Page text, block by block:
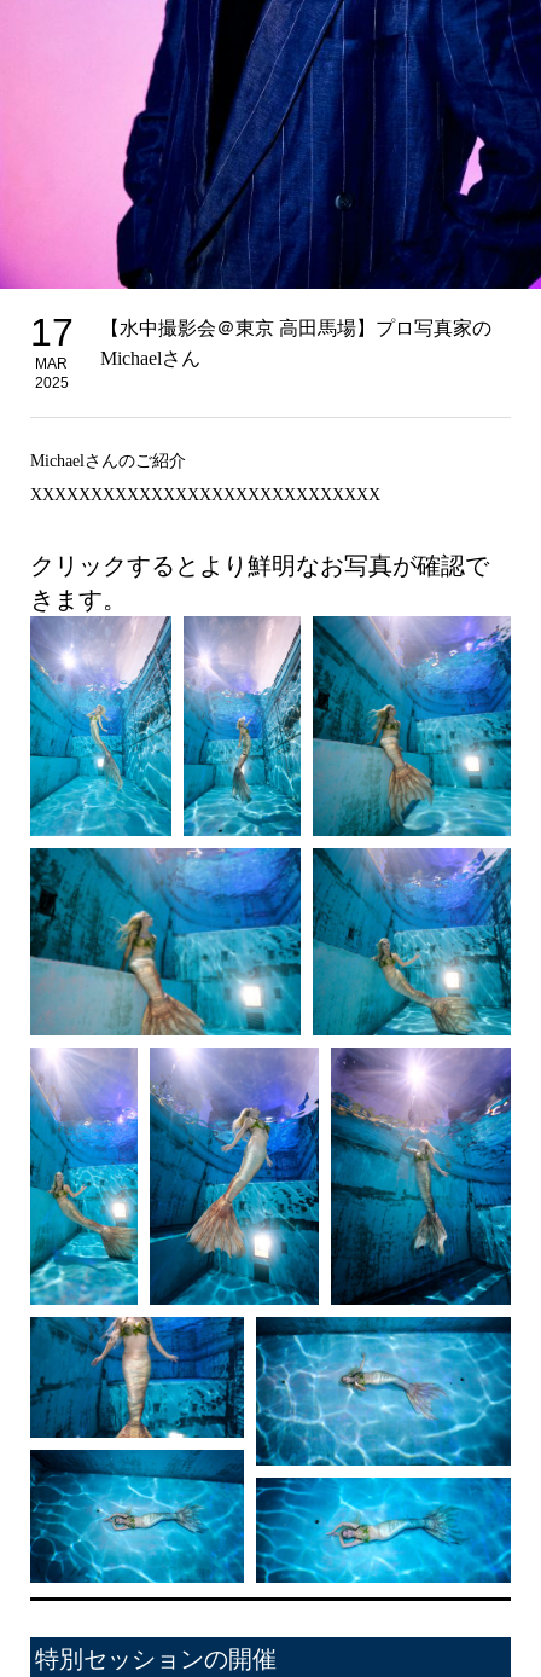
17
MAR
2025
【水中撮影会＠東京 高田馬場】プロ写真家の
Michaelさん
Michaelさんのご紹介
XXXXXXXXXXXXXXXXXXXXXXXXXXXXX
クリックするとより鮮明なお写真が確認で
きます。
特別セッションの開催